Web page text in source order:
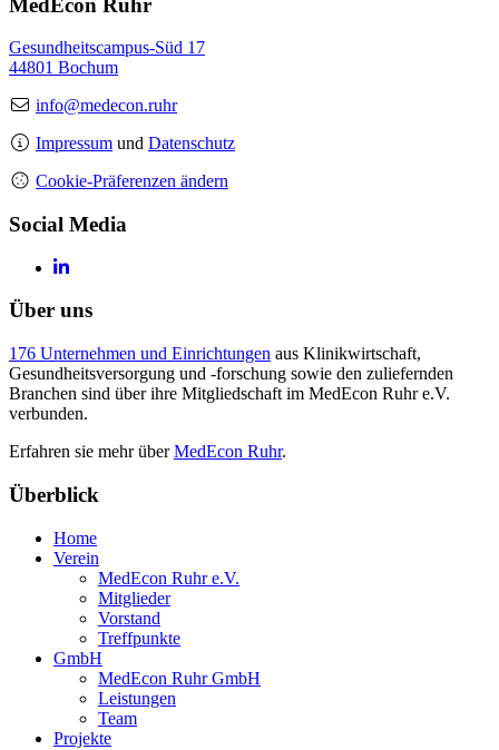
Gesundheitscampus-Süd 17
44801 Bochum
info@medecon.ruhr
Impressum und Datenschutz
Cookie-Präferenzen ändern
Social Media
Über uns
176 Unternehmen und Einrichtungen aus Klinikwirtschaft,
Gesundheitsversorgung und -forschung sowie den zuliefernden
Branchen sind über ihre Mitgliedschaft im MedEcon Ruhr e.V.
verbunden.
Erfahren sie mehr überMedEcon Ruhr.
Überblick
Home
Verein
MedEcon Ruhr e.V.
Mitglieder
Vorstand
Treffpunkte
GmbH
MedEcon Ruhr GmbH
Leistungen
Team
Projekte